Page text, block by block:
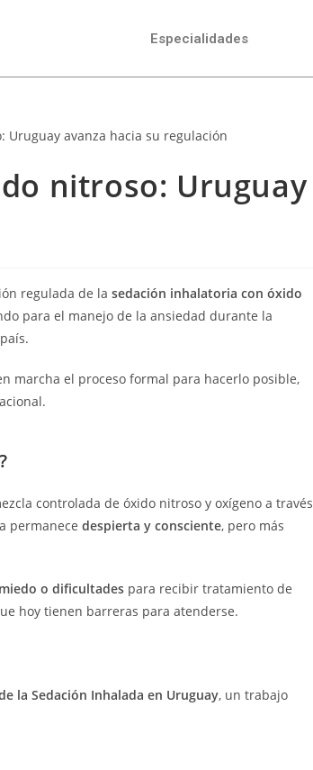
Especialidades
nitroso: Uruguay
regulada de la sedación inhalatoria con óxido
para el manejo de la ansiedad durante la
marcha el proceso formal para hacerlo posible,
controlada de óxido nitroso y oxígeno a través
permanece despierta y consciente, pero más
o dificultades para recibir tratamiento de
hoy tienen barreras para atenderse.
la Sedación Inhalada en Uruguay, un trabajo